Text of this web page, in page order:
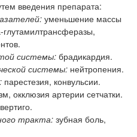
введения препарата:
уменьшение массы
системы: брадикардия.
системы: нейтропения.
парестезия, конвульсии.
окклюзия артерии сетчатки.
вертиго.
тракта: зубная боль,